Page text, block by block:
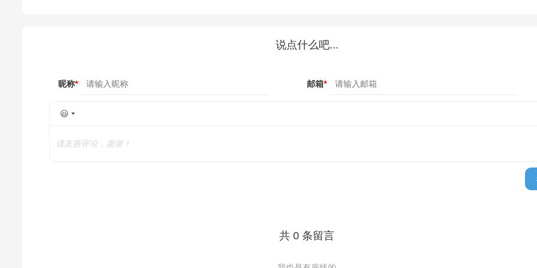
说点什么吧...
昵称* 邮箱*
😃
请友善评论，谢谢！
共 0 条留言